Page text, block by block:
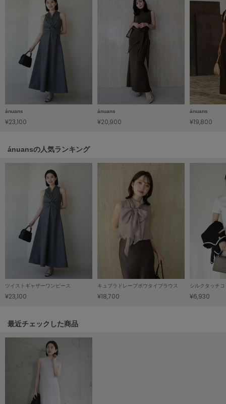
made of Organics
メイドオブオーガニクス
MICHU COQUETTE
ミチュ コケット
MIESROHE
miies miim
ミーエスミーム
Mila Owen
ミラオーウェン
NEW Balance
ニューバランス
nezu
ネズ
NOWNS
null.
ánuans
¥23,100
ánuans
¥20,900
ánuans
¥19,800
ánuansの人気ランキング
ツイストギャザーワンピース
¥23,100
キュプラドレープボウタイブラウス
¥18,700 ¥6,930
関連記事
最近チェックした商品